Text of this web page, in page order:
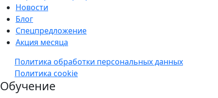
Новости
Блог
Спецпредложение
Акция месяца
Политика обработки персональных данных
Политика cookie
Обучение